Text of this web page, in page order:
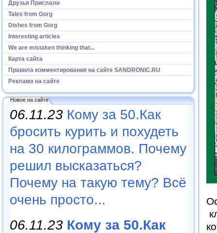
Друзья Прислали
Tales from Gorg
Dishes from Gorg
Interesting articles
We are mistaken thinking that...
Карта сайта
Правила комментирования на сайте SANDRONIC.RU
Реклама на сайте
Новое на сайте
06.11.23 Кому за 50.Как
бросить курить и похудеть
на 30 килограммов. Почему
решил высказаться?
Почему на такую тему? Всё
очень просто...
06.11.23 Кому за 50.Как